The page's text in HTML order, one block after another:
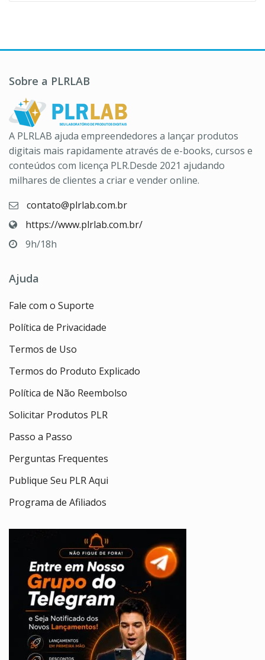
Sobre a PLRLAB
A PLRLAB ajuda empreendedores a lançar produtos
digitais mais rapidamente através de e-books, cursos e
conteúdos com licença PLR.Desde 2021 ajudando
milhares de clientes a criar e vender online.
contato@plrlab.com.br
https://www.plrlab.com.br/
9h/18h
Ajuda
Fale com o Suporte
Política de Privacidade
Termos de Uso
Termos do Produto Explicado
Política de Não Reembolso
Solicitar Produtos PLR
Passo a Passo
Perguntas Frequentes
Publique Seu PLR Aqui
Programa de Afiliados